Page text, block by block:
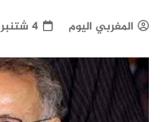
المغربي اليوم 4 شتنبر، 2019